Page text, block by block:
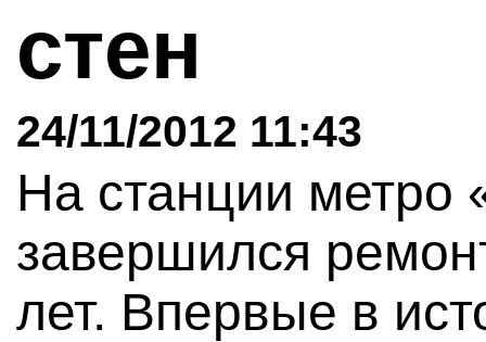
стен
24/11/2012 11:43
На станции метро
завершился
лет. Впервые в